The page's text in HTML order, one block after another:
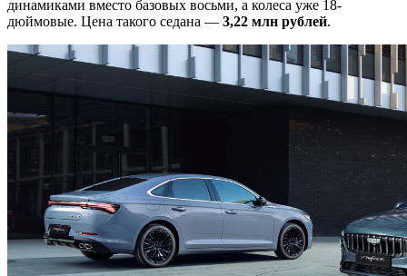
динамиками вместо базовых восьми, а колеса уже 18-
дюймовые. Цена такого седана — 3,22 млн рублей.